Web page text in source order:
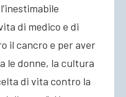
di medico e di
il cancro e per aver
le donne, la cultura
di vita contro la